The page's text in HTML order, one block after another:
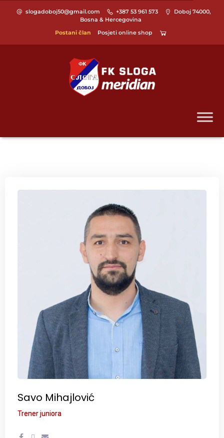
slogadoboj50@gmail.com +387 53 961 573
Doboj 74000,
Bosna & Hercegovina
Postani član
Posjeti online shop
Savo Mihajlović
Trener juniora